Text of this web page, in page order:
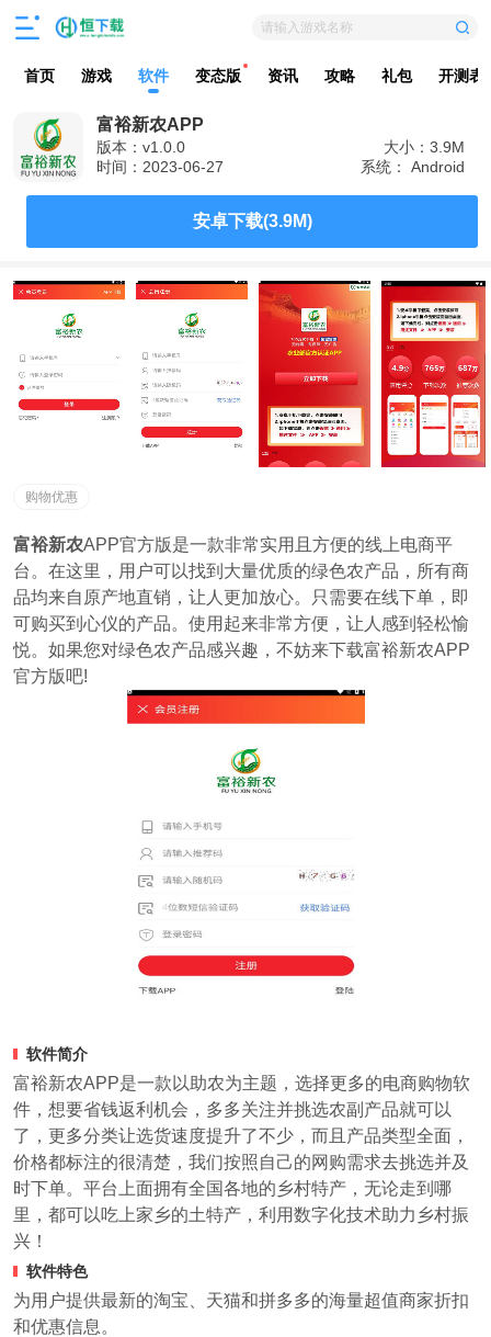
请输入游戏名称
首页 游戏 软件 变态版 资讯 攻略 礼包 开测表
富裕新农APP
版本：v1.0.0
大小：3.9M
时间：2023-06-27
系统： Android
安卓下载(3.9M)
购物优惠
富裕新农APP官方版是一款非常实用且方便的线上电商平
台。在这里，用户可以找到大量优质的绿色农产品，所有商
品均来自原产地直销，让人更加放心。只需要在线下单，即
可购买到心仪的产品。使用起来非常方便，让人感到轻松愉
悦。如果您对绿色农产品感兴趣，不妨来下载富裕新农APP
官方版吧!
软件简介
富裕新农APP是一款以助农为主题，选择更多的电商购物软
件，想要省钱返利机会，多多关注并挑选农副产品就可以
了，更多分类让选货速度提升了不少，而且产品类型全面，
价格都标注的很清楚，我们按照自己的网购需求去挑选并及
时下单。平台上面拥有全国各地的乡村特产，无论走到哪
里，都可以吃上家乡的土特产，利用数字化技术助力乡村振
兴！
软件特色
为用户提供最新的淘宝、天猫和拼多多的海量超值商家折扣
和优惠信息。